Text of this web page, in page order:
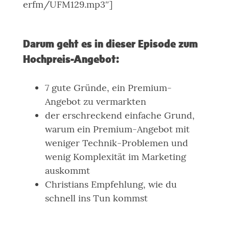
erfm/UFM129.mp3″]
Darum geht es in dieser Episode zum
Hochpreis-Angebot:
7 gute Gründe, ein Premium-
Angebot zu vermarkten
der erschreckend einfache Grund,
warum ein Premium-Angebot mit
weniger Technik-Problemen und
wenig Komplexität im Marketing
auskommt
Christians Empfehlung, wie du
schnell ins Tun kommst